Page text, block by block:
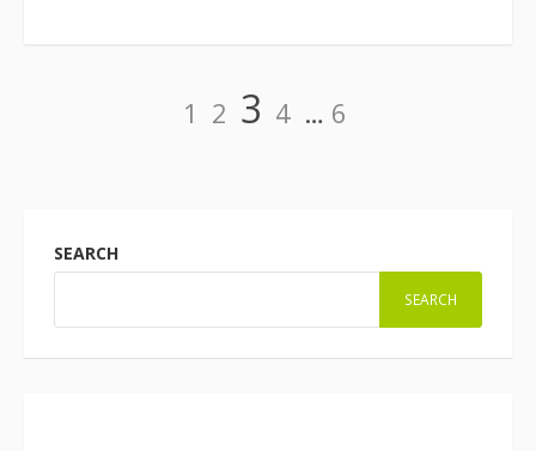
Page
1 Page
2 Page
3 Page
4 … Page
6
SEARCH
SEARCH